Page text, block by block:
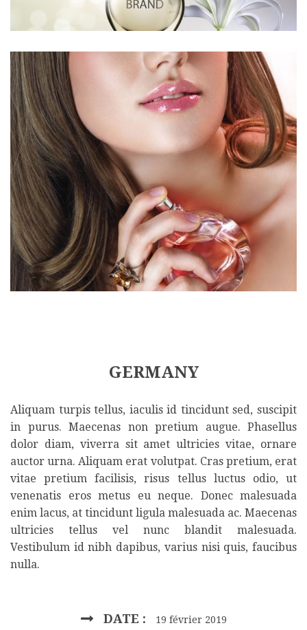
GERMANY
Aliquam turpis tellus, iaculis id tincidunt sed, suscipit
in purus. Maecenas non pretium augue. Phasellus
dolor diam, viverra sit amet ultricies vitae, ornare
auctor urna. Aliquam erat volutpat. Cras pretium, erat
vitae pretium facilisis, risus tellus luctus odio, ut
venenatis eros metus eu neque. Donec malesuada
enim lacus, at tincidunt ligula malesuada ac. Maecenas
ultricies tellus vel nunc blandit malesuada.
Vestibulum id nibh dapibus, varius nisi quis, faucibus
nulla.
DATE : 19 février 2019